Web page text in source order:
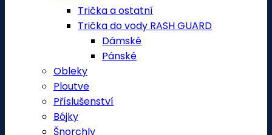
Trička a ostatní
Trička do vody RASH GUARD
Dámské
Pánské
Obleky
Ploutve
Příslušenství
Bójky
Šnorchly